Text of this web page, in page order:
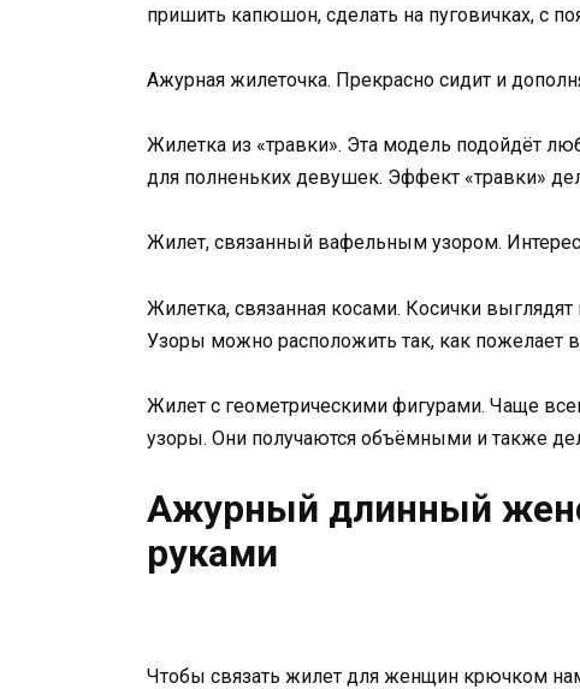
пришить капюшон, сделать на пуговичках, с
Ажурная жилеточка. Прекрасно сидит и
Жилетка из «травки». Эта модель подойдёт
для полненьких девушек. Эффект «травки»
Жилет, связанный вафельным узором.
Жилетка, связанная косами. Косички
Узоры можно расположить так, как пожелает
Жилет с геометрическими фигурами. Чаще
узоры. Они получаются объёмными и также
Ажурный длинный
руками
Чтобы связать жилет для женщин крючком нам